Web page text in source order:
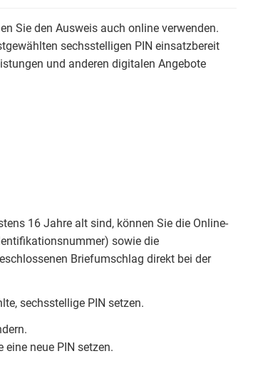
Sie den Ausweis auch online verwenden.
sechsstelligen PIN einsatzbereit
und anderen digitalen Angebote
16 Jahre alt sind, können Sie die Online-
sowie die
Briefumschlag direkt bei der
sechsstellige PIN setzen.
eine neue PIN setzen.